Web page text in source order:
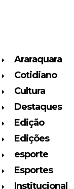
Araraquara
Cotidiano
Cultura
Destaques
Edição
Edições
esporte
Esportes
Institucional